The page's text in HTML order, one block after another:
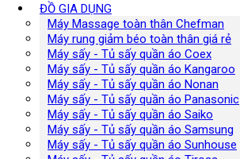
ĐỒ GIA DỤNG
Máy Massage toàn thân Chefman
Máy rung giảm béo toàn thân giá rẻ
Máy sấy - Tủ sấy quần áo Coex
Máy sấy - Tủ sấy quần áo Kangaroo
Máy sấy - Tủ sấy quần áo Nonan
Máy sấy - Tủ sấy quần áo Panasonic
Máy sấy - Tủ sấy quần áo Saiko
Máy sấy - Tủ sấy quần áo Samsung
Máy sấy - Tủ sấy quần áo Sunhouse